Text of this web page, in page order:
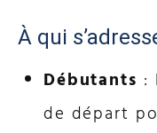
À qui
Débutants :
de départ